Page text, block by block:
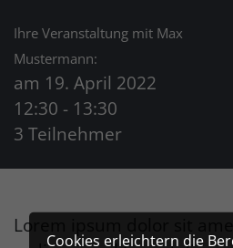
Cookies erleichtern die
Ihre Veranstaltung mit Max
Mustermann:
am 19. April 2022
12:30 - 13:30
3 Teilnehmer
Lorem ipsum dolor sit